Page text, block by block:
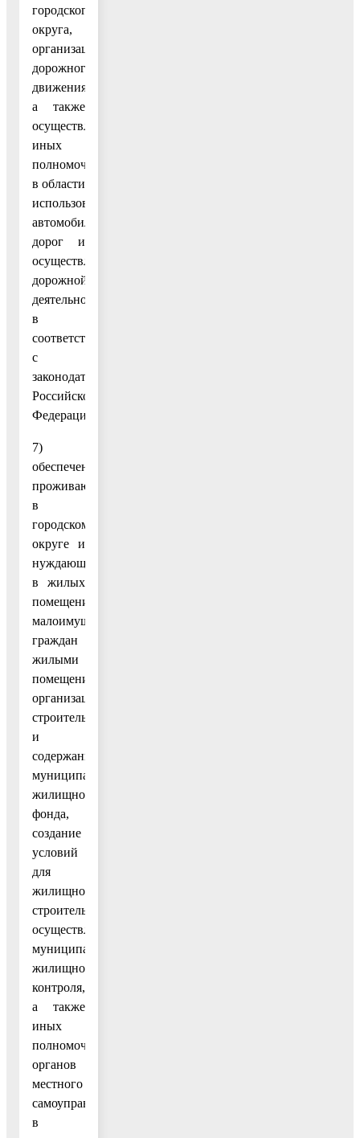
городского
округа,
организация
дорожного
движения,
а также
осуществление
иных
полномочий
в области
использования
автомобильных
дорог и
осуществления
дорожной
деятельности
в
соответствии
с
законодательством
Российской
Федерации;
7)
обеспечение
проживающих
в
городском
округе и
нуждающихся
в жилых
помещениях
малоимущих
граждан
жилыми
помещениями,
организация
строительства
и
содержания
муниципального
жилищного
фонда,
создание
условий
для
жилищного
строительства,
осуществление
муниципального
жилищного
контроля,
а также
иных
полномочий
органов
местного
самоуправления
в